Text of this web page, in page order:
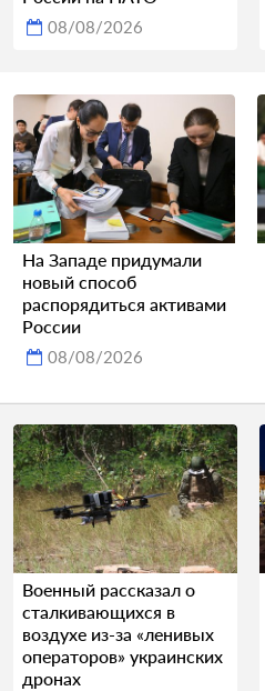
08/08/2026
На Западе придумали
новый способ
распорядиться активами
России
08/08/2026
Военный рассказал о
сталкивающихся в
воздухе из-за «ленивых
операторов» украинских
дронах